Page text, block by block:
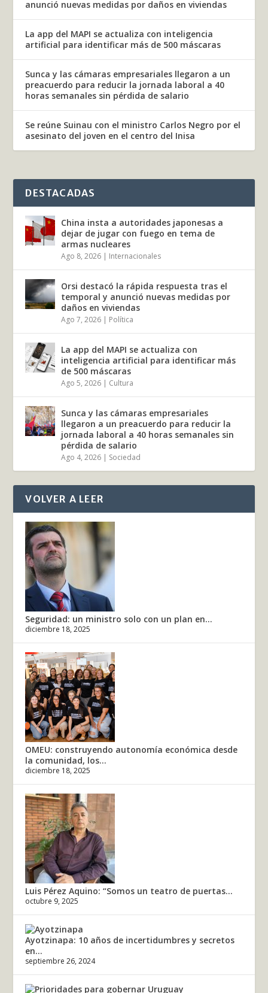
anunció nuevas medidas por daños en viviendas
La app del MAPI se actualiza con inteligencia
artificial para identificar más de 500 máscaras
Sunca y las cámaras empresariales llegaron a un
preacuerdo para reducir la jornada laboral a 40
horas semanales sin pérdida de salario
Se reúne Suinau con el ministro Carlos Negro por el
asesinato del joven en el centro del Inisa
DESTACADAS
China insta a autoridades japonesas a
dejar de jugar con fuego en tema de
armas nucleares
Ago 8, 2026 | Internacionales
Orsi destacó la rápida respuesta tras el
temporal y anunció nuevas medidas por
daños en viviendas
Ago 7, 2026 | Política
La app del MAPI se actualiza con
inteligencia artificial para identificar más
de 500 máscaras
Ago 5, 2026 | Cultura
Sunca y las cámaras empresariales
llegaron a un preacuerdo para reducir la
jornada laboral a 40 horas semanales sin
pérdida de salario
Ago 4, 2026 | Sociedad
VOLVER A LEER
Seguridad: un ministro solo con un plan en...
diciembre 18, 2025
OMEU: construyendo autonomía económica desde
la comunidad, los...
diciembre 18, 2025
Luis Pérez Aquino: “Somos un teatro de puertas...
octubre 9, 2025
Ayotzinapa: 10 años de incertidumbres y secretos
en...
septiembre 26, 2024